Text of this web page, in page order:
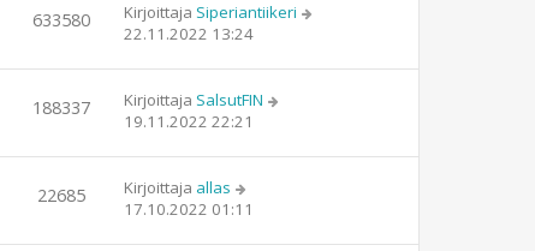
633580 Kirjoittaja Siperiantiikeri
22.11.2022 13:24
188337 Kirjoittaja SalsutFIN
19.11.2022 22:21
22685 Kirjoittaja allas
17.10.2022 01:11